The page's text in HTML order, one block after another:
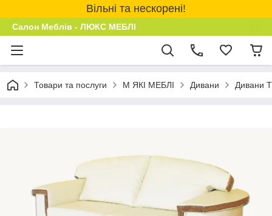
Вільні та нескорені!
Салон Меблів - ЛЮКС МЕБЛІ
Товари та послуги М ЯКІ МЕБЛІ Дивани Дивани